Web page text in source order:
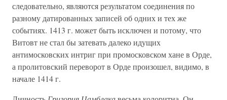
следовательно, являются результатом соединения по
разному датированных записей об одних и тех же
событиях. 1413 г. может быть исключен и потому, что
Витовт не стал бы затевать далеко идущих
антимосковских интриг при промосковском хане в Орде,
а пролитовский переворот в Орде произошел, видимо, в
начале 1414 г.